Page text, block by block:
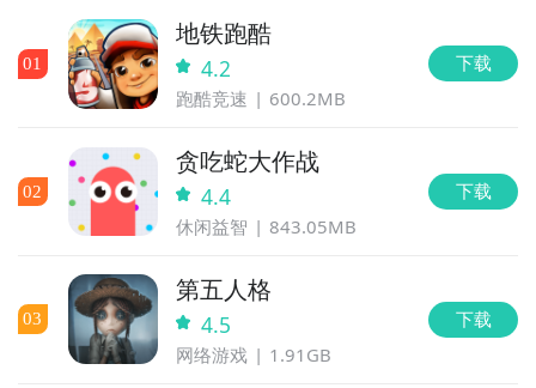
步骤1： 点击下载九游APP；
步骤2：
进入APP搜索“美食与冒险团”，订阅后可及时接
玩新游 上九游
通过上面的游戏介绍和图片，可能大家对美食与冒险团
有大致的了解了，不过这么游戏要怎么样才能抢先体验
了，通过在九游APP中搜索“美食与冒险团”，点击右边
的【订阅】或者是【开测提醒】，订阅游戏就不会错过
最先的下载机会了咯！
01
地铁跑酷
4.2
跑酷竞速 600.2MB
下载
02
贪吃蛇大作战
4.4
休闲益智 843.05MB
下载
03
第五人格
4.5
网络游戏 1.91GB
下载